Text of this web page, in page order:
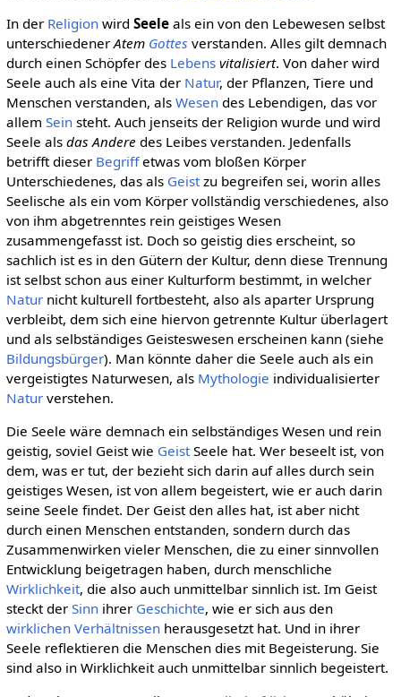
In der Religionwird Seeleals ein von den Lebewesen selbst
unterschiedener Atem Gottes verstanden. Alles gilt demnach
durch einen Schöpfer des Lebens vitalisiert. Von daher wird
Seele auch als eine Vita der Natur, der Pflanzen, Tiere und
Menschen verstanden, als Wesendes Lebendigen, das vor
allem Seinsteht. Auch jenseits der Religion wurde und wird
Seele als das Andere des Leibes verstanden. Jedenfalls
betrifft dieser Begriffetwas vom bloßen Körper
Unterschiedenes, das als Geistzu begreifen sei, worin alles
Seelische als ein vom Körper vollständig verschiedenes, also
von ihm abgetrenntes rein geistiges Wesen
zusammengefasst ist. Doch so geistig dies erscheint, so
sachlich ist es in den Gütern der Kultur, denn diese Trennung
ist selbst schon aus einer Kulturform bestimmt, in welcher
Naturnicht kulturell fortbesteht, also als aparter Ursprung
verbleibt, dem sich eine hiervon getrennte Kultur überlagert
und als selbständiges Geisteswesen erscheinen kann (siehe
Bildungsbürger). Man könnte daher die Seele auch als ein
vergeistigtes Naturwesen, als Mythologie individualisierter
Naturverstehen.
Die Seele wäre demnach ein selbständiges Wesen und rein
geistig, soviel Geist wie GeistSeele hat. Wer beseelt ist, von
dem, was er tut, der bezieht sich darin auf alles durch sein
geistiges Wesen, ist von allem begeistert, wie er auch darin
seine Seele findet. Der Geist den alles hat, ist aber nicht
durch einen Menschen entstanden, sondern durch das
Zusammenwirken vieler Menschen, die zu einer sinnvollen
Entwicklung beigetragen haben, durch menschliche
Wirklichkeit, die also auch unmittelbar sinnlich ist. Im Geist
steckt der Sinnihrer Geschichte, wie er sich aus den
wirklichen Verhältnissenherausgesetzt hat. Und in ihrer
Seele reflektieren die Menschen dies mit Begeisterung. Sie
sind also in Wirklichkeit auch unmittelbar sinnlich begeistert.